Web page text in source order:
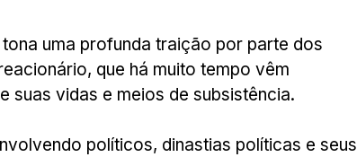
uma profunda traição por parte dos
que há muito tempo vêm
suas vidas e meios de subsistência.
políticos, dinastias políticas e seus